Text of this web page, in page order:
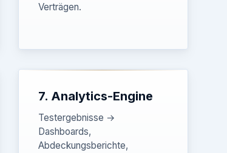
Verträgen.
7. Analytics-Engine
Testergebnisse →
Dashboards,
Abdeckungsberichte,